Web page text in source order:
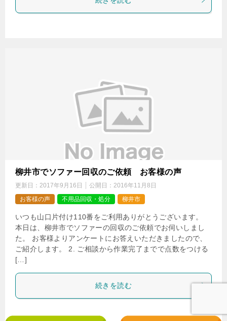
柳井市でソファー回収のご依頼 お客様の声
更新日： 2017年9月16日 公開日： 2016年11月8日
お客様の声
不用品回収・処分 柳井市
いつも山口片付け110番をご利用ありがとうございます。
本日は、柳井市でソファーの回収のご依頼でお伺いしまし
た。 お客様よりアンケートにお答えいただきましたので、
ご紹介します。 2. ご相談から作業完了までで点数をつける
[…]
続きを読む